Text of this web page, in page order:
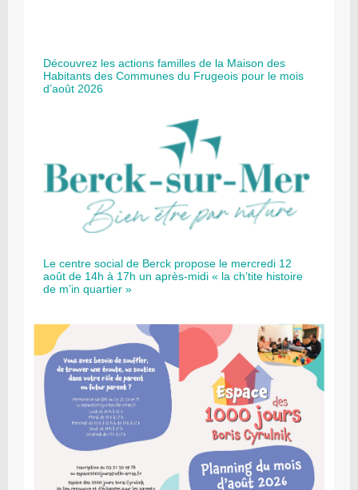
Découvrez les actions familles de la Maison des
Habitants des Communes du Frugeois pour le mois
d’août 2026
Le centre social de Berck propose le mercredi 12
août de 14h à 17h un après-midi « la ch’tite histoire
de m’in quartier »